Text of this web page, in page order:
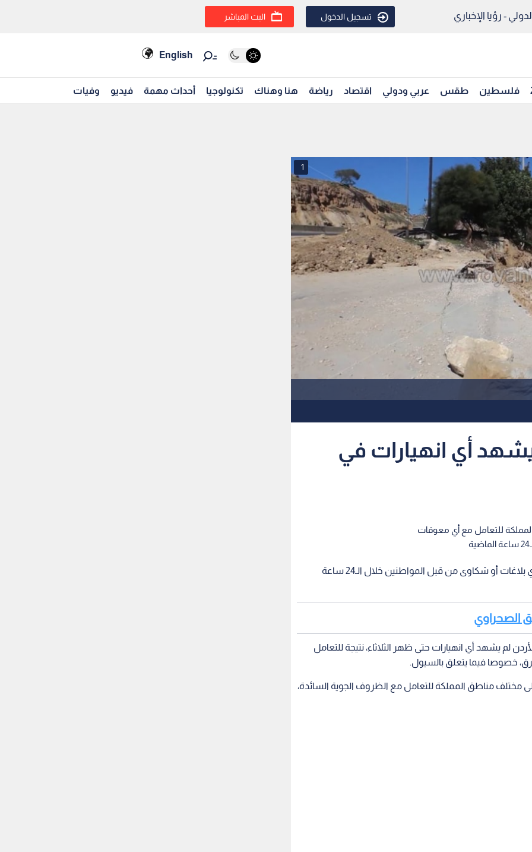
- رؤيا الإخباري تسجيل الدخول البث المباشر
English
فلسطين طقس عربي ودولي اقتصاد رياضة هنا وهناك تكنولوجيا أحداث مهمة فيديو وفيات
1
أي انهيارات في
للتعامل مع أي معوقات
أكدت وزارة الأشغال العامة والإسكان، عدم تلقيها أي بلاغات أو شكاوى من قبل المواطنين خلال الـ24 ساعة
الصحراوي
لم يشهد أي انهيارات حتى ظهر الثلاثاء، نتيجة للتعامل
خصوصا فيما يتعلق بالسيول.
مختلف مناطق المملكة للتعامل مع الظروف الجوية السائدة،